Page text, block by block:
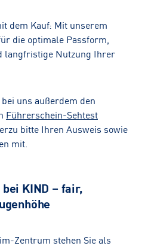
dem Kauf: Mit unserem
die optimale Passform,
langfristige Nutzung Ihrer
uns außerdem den
Führerschein-Sehtest
bitte Ihren Ausweis sowie
mit.
KIND – fair,
Zentrum stehen Sie als